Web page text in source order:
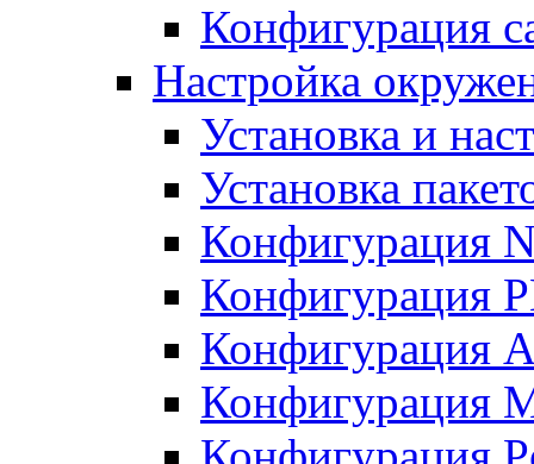
Конфигурация
Настройка
Установка и
Установка
Конфигурация
Конфигурация
Конфигурация
Конфигурация